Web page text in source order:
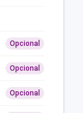
Opcional
Opcional
Opcional